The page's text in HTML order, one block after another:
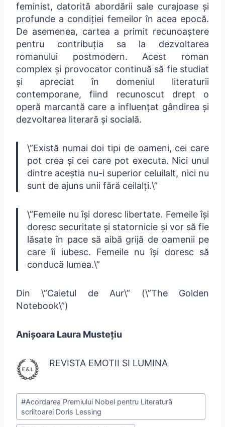
feminist, datorită abordării sale curajoase și
profunde a condiției femeilor în acea epocă.
De asemenea, cartea a primit recunoaștere
pentru contribuția sa la dezvoltarea
romanului postmodern. Acest roman
complex și provocator continuă să fie studiat
și apreciat în domeniul literaturii
contemporane, fiind recunoscut drept o
operă marcantă care a influențat gândirea și
dezvoltarea literară și socială.
\”Există numai doi tipi de oameni, cei care
pot crea și cei care pot executa. Nici unul
dintre aceștia nu-i superior celuilalt, nici nu
sunt de ajuns unii fără ceilalți.\”
\”Femeile nu își doresc libertate. Femeile își
doresc securitate și statornicie și vor să fie
lăsate în pace să aibă grijă de oamenii pe
care îi iubesc. Femeile nu își doresc să
conducă lumea.\”
Din \”Caietul de Aur\” (\”The Golden
Notebook\”)
Anișoara Laura Mustețiu
REVISTA EMOTII SI LUMINA
#Acordarea Premiului Nobel pentru Literatură
scriitoarei Doris Lessing